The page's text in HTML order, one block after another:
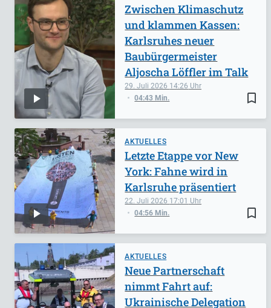
bookmark_border
29. Juli 2026 14:26
04:43 Min.
Zwischen Klimaschutz
und klammen Kassen:
Karlsruhes neuer
Baubürgermeister
Aljoscha Löffler im Talk
AKTUELLES
bookmark_border
22. Juli 2026 17:01
04:56 Min.
Letzte Etappe vor New
York: Fahne wird in
Karlsruhe präsentiert
AKTUELLES
Neue Partnerschaft
nimmt Fahrt auf:
Ukrainische Delegation